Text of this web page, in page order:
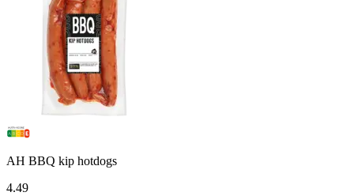
AH BBQ kip hotdogs
4.49